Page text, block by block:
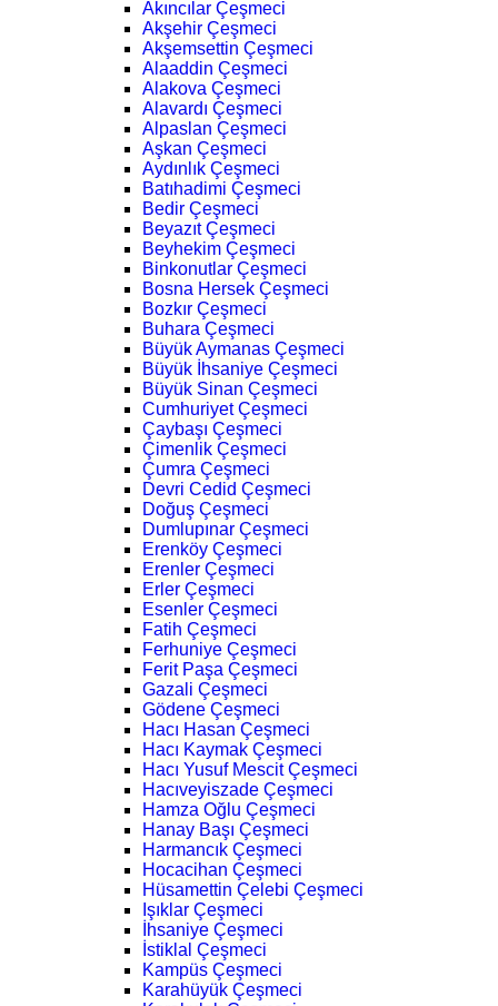
Akıncılar Çeşmeci
Akşehir Çeşmeci
Akşemsettin Çeşmeci
Alaaddin Çeşmeci
Alakova Çeşmeci
Alavardı Çeşmeci
Alpaslan Çeşmeci
Aşkan Çeşmeci
Aydınlık Çeşmeci
Batıhadimi Çeşmeci
Bedir Çeşmeci
Beyazıt Çeşmeci
Beyhekim Çeşmeci
Binkonutlar Çeşmeci
Bosna Hersek Çeşmeci
Bozkır Çeşmeci
Buhara Çeşmeci
Büyük Aymanas Çeşmeci
Büyük İhsaniye Çeşmeci
Büyük Sinan Çeşmeci
Cumhuriyet Çeşmeci
Çaybaşı Çeşmeci
Çimenlik Çeşmeci
Çumra Çeşmeci
Devri Cedid Çeşmeci
Doğuş Çeşmeci
Dumlupınar Çeşmeci
Erenköy Çeşmeci
Erenler Çeşmeci
Erler Çeşmeci
Esenler Çeşmeci
Fatih Çeşmeci
Ferhuniye Çeşmeci
Ferit Paşa Çeşmeci
Gazali Çeşmeci
Gödene Çeşmeci
Hacı Hasan Çeşmeci
Hacı Kaymak Çeşmeci
Hacı Yusuf Mescit Çeşmeci
Hacıveyiszade Çeşmeci
Hamza Oğlu Çeşmeci
Hanay Başı Çeşmeci
Harmancık Çeşmeci
Hocacihan Çeşmeci
Hüsamettin Çelebi Çeşmeci
Işıklar Çeşmeci
İhsaniye Çeşmeci
İstiklal Çeşmeci
Kampüs Çeşmeci
Karahüyük Çeşmeci